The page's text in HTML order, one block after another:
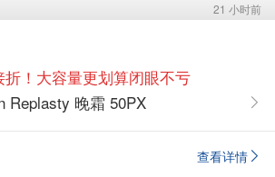
21 小时前
！大容量更划算闭眼不亏
Helena Rubinstein Replasty 晚霜 50PX
查看详情